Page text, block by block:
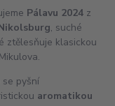
Pálavu 2024 z
, suché
ztělesňuje klasickou
pyšní
aromatikou